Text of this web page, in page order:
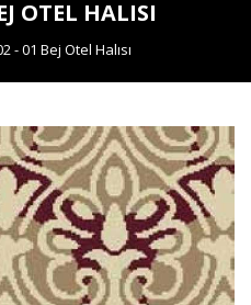
OTEL HALISI
- 01 Bej Otel Halısı